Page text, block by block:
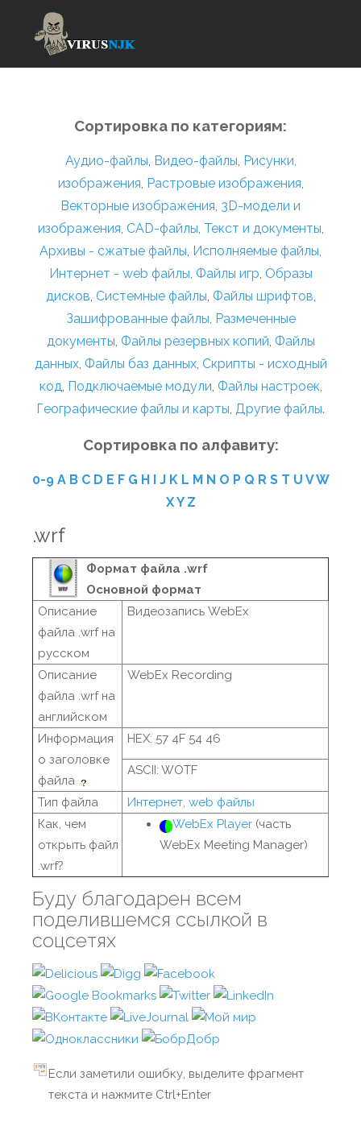
Сортировка по категориям:
Аудио-файлы, Видео-файлы, Рисунки,
изображения, Растровые изображения,
Векторные изображения, 3D-модели и
изображения, CAD-файлы, Текст и документы,
Архивы - сжатые файлы, Исполняемые файлы,
Интернет - web файлы, Файлы игр, Образы
дисков, Системные файлы, Файлы шрифтов,
Зашифрованные файлы, Размеченные
документы, Файлы резервных копий, Файлы
данных, Файлы баз данных, Скрипты - исходный
код, Подключаемые модули, Файлы настроек,
Географические файлы и карты, Другие файлы.
Сортировка по алфавиту:
0-9 A B C D E F G H I J K L M N O P Q R S T U VW
XY Z
.wrf
Формат файла .wrf
Основной формат
Описание
файла .wrf на
русском
Видеозапись WebEx
Описание
файла .wrf на
английском
WebEx Recording
Информация
о заголовке
файла
HEX: 57 4F 54 46
ASCII: WOTF
Тип файла
Интернет, web файлы
Как, чем
открыть файл
.wrf?
WebEx Player (часть
WebEx Meeting Manager)
Буду благодарен всем
поделившемся ссылкой в
соцсетях
Если заметили ошибку, выделите фрагмент
текста и нажмите Ctrl+Enter